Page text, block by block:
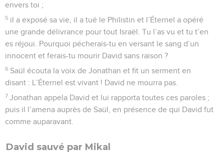
envers toi ;
5 il a exposé sa vie, il a tué le Philistin et l’Éternel a opéré
une grande délivrance pour tout Israël. Tu l’as vu et tu t’en
es réjoui. Pourquoi pécherais-tu en versant le sang d’un
innocent et ferais-tu mourir David sans raison ?
6 Saül écouta la voix de Jonathan et fit un serment en
disant : L’Éternel est vivant ! David ne mourra pas.
7 Jonathan appela David et lui rapporta toutes ces paroles ;
puis il l’amena auprès de Saül, en présence de qui David fut
comme auparavant.
David sauvé par Mikal